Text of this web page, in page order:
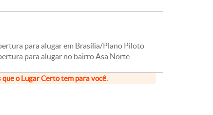
para alugar em Brasília/Plano Piloto
para alugar no bairro Asa Norte
o Lugar Certo tem para você.